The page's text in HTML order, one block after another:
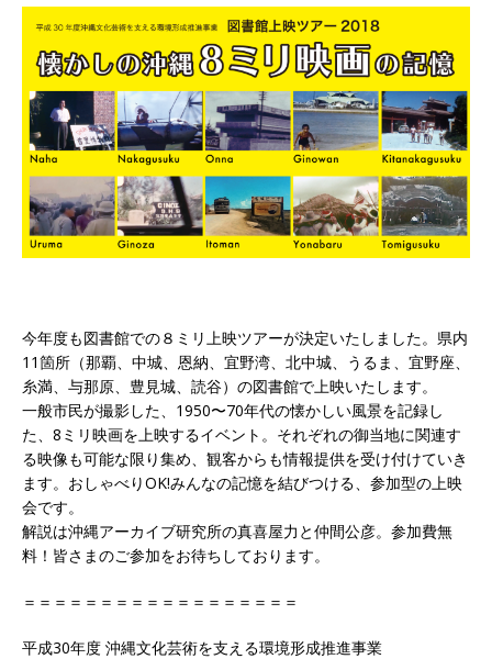
今年度も図書館での８ミリ上映ツアーが決定いたしました。県内
11箇所（那覇、中城、恩納、宜野湾、北中城、うるま、宜野座、
糸満、与那原、豊見城、読谷）の図書館で上映いたします。
一般市民が撮影した、1950〜70年代の懐かしい風景を記録し
た、8ミリ映画を上映するイベント。それぞれの御当地に関連す
る映像も可能な限り集め、観客からも情報提供を受け付けていき
ます。おしゃべりOK!みんなの記憶を結びつける、参加型の上映
会です。
解説は沖縄アーカイブ研究所の真喜屋力と仲間公彦。参加費無
料！皆さまのご参加をお待ちしております。
＝＝＝＝＝＝＝＝＝＝＝＝＝＝＝＝＝＝
平成30年度 沖縄文化芸術を支える環境形成推進事業